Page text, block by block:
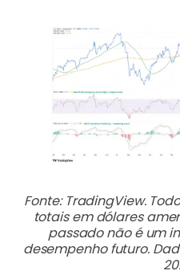
Fonte: TradingView.
totais em dólares
passado não é um
desempenho futuro.